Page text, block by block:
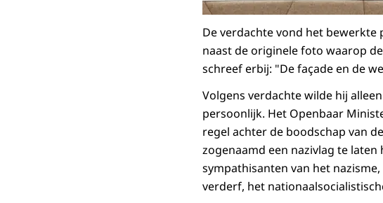
De verdachte vond het bewerkte
naast de originele foto waarop
schreef erbij: "De façade en de
Volgens verdachte wilde hij
persoonlijk. Het Openbaar
regel achter de boodschap van
zogenaamd een nazivlag te
sympathisanten van het
verderf, het